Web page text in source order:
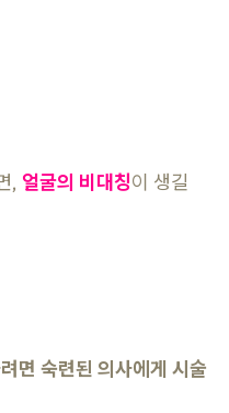
, 얼굴의 비대칭이 생길
면 숙련된 의사에게 시술